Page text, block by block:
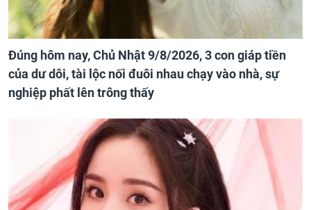
Đúng hôm nay, Chủ Nhật 9/8/2026, 3 con giáp tiền
của dư dôi, tài lộc nối đuôi nhau chạy vào nhà, sự
nghiệp phất lên trông thấy